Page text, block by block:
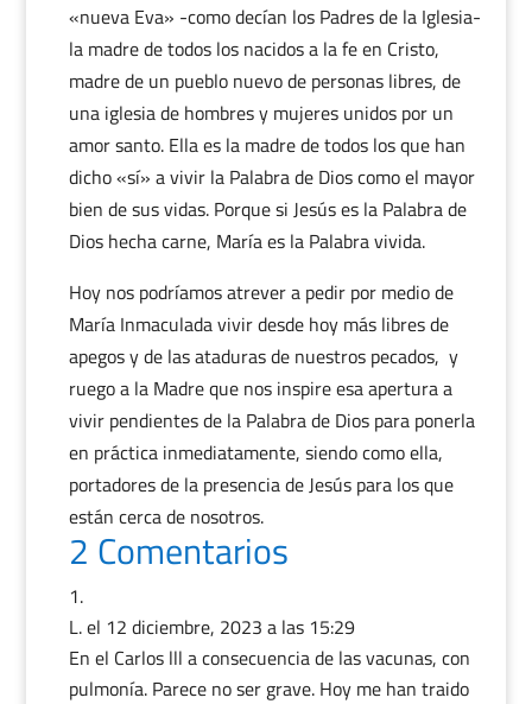
«nueva Eva» -como decían los Padres de la Iglesia-
la madre de todos los nacidos a la fe en Cristo,
madre de un pueblo nuevo de personas libres, de
una iglesia de hombres y mujeres unidos por un
amor santo. Ella es la madre de todos los que han
dicho «sí» a vivir la Palabra de Dios como el mayor
bien de sus vidas. Porque si Jesús es la Palabra de
Dios hecha carne, María es la Palabra vivida.
Hoy nos podríamos atrever a pedir por medio de
María Inmaculada vivir desde hoy más libres de
apegos y de las ataduras de nuestros pecados, y
ruego a la Madre que nos inspire esa apertura a
vivir pendientes de la Palabra de Dios para ponerla
en práctica inmediatamente, siendo como ella,
portadores de la presencia de Jesús para los que
están cerca de nosotros.
2 Comentarios
L.el 12 diciembre, 2023 a las 15:29
En el Carlos lll a consecuencia de las vacunas, con
pulmonía. Parece no ser grave. Hoy me han traido